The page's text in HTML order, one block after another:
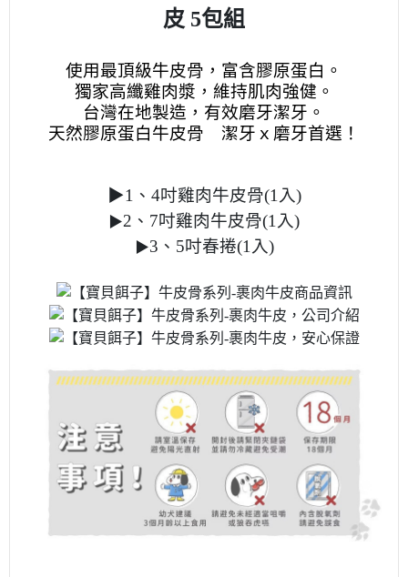
皮 5包組
使用最頂級牛皮骨，富含膠原蛋白。
獨家高纖雞肉漿，維持肌肉強健。
台灣在地製造，有效磨牙潔牙。
天然膠原蛋白牛皮骨 潔牙ｘ磨牙首選！
▶1、 4吋雞肉牛皮骨(1入)
▶2、 7吋雞肉牛皮骨(1入)
▶3、5吋春捲(1入)